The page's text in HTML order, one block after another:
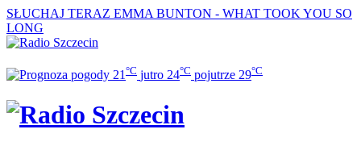
SŁUCHAJ TERAZ EMMA BUNTON - WHAT TOOK YOU SO
LONG
21 °C jutro 24°C pojutrze 29°C